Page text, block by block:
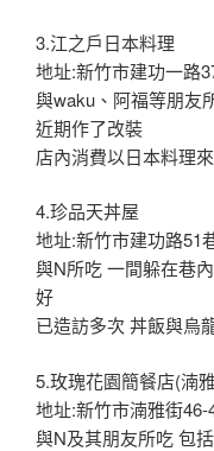
3.江之戶日本料理
地址:新竹市建功一路
與waku、阿福等朋友
近期作了改裝
店內消費以日本料理
4.珍品天丼屋
地址:新竹市建功路51
與N所吃 一間躲在巷
好
已造訪多次 丼飯與烏
5.玫瑰花園簡餐店(湳
地址:新竹市湳雅街
與N及其朋友所吃 包